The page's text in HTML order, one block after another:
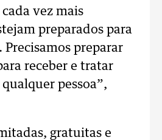
vez mais
preparados para
Precisamos preparar
receber e tratar
pessoa”,
gratuitas e